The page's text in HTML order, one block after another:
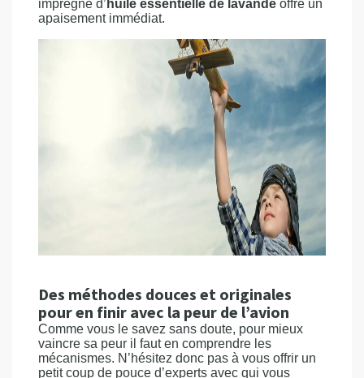
imprégné d’ huile essentielle de lavande offre un
apaisement immédiat.
Des méthodes douces et originales
pour en finir avec la peur de l’avion
Comme vous le savez sans doute, pour mieux
vaincre sa peur il faut en comprendre les
mécanismes. N’hésitez donc pas à vous offrir un
petit coup de pouce d’experts avec qui vous